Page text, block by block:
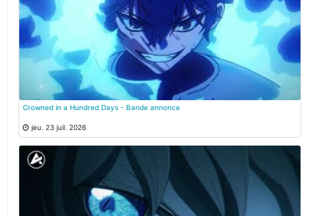
Crowned in a Hundred Days - Bande annonce
jeu. 23 juil. 2026